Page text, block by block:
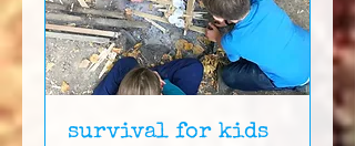
survival for kids